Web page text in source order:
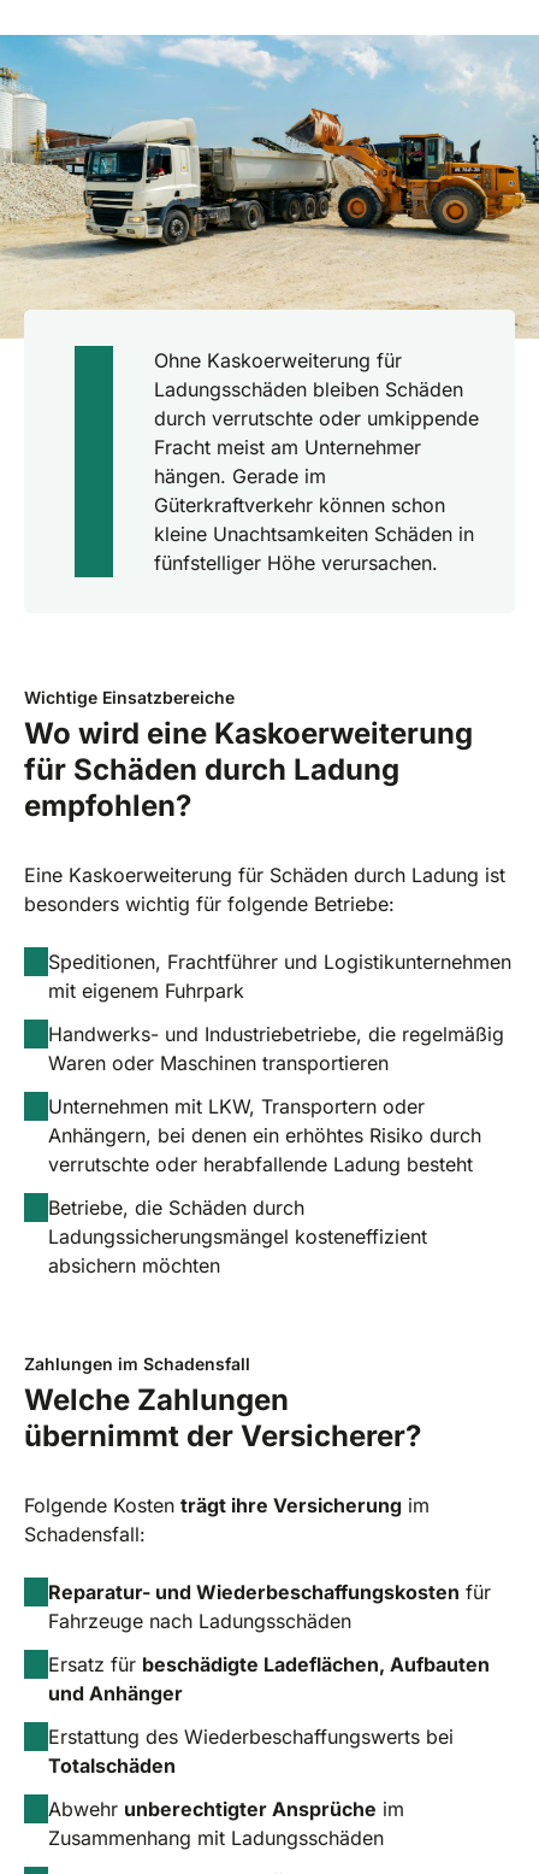
Ohne Kaskoerweiterung für
Ladungsschäden bleiben Schäden
durch verrutschte oder umkippende
Fracht meist am Unternehmer
hängen. Gerade im
Güterkraftverkehr können schon
kleine Unachtsamkeiten Schäden in
fünfstelliger Höhe verursachen.
Wichtige Einsatzbereiche
Wo wird eine Kaskoerweiterung
für Schäden durch Ladung
empfohlen?
Eine Kaskoerweiterung für Schäden durch Ladung ist
besonders wichtig für folgende Betriebe:
Speditionen, Frachtführer und Logistikunternehmen
mit eigenem Fuhrpark
Handwerks- und Industriebetriebe, die regelmäßig
Waren oder Maschinen transportieren
Unternehmen mit LKW, Transportern oder
Anhängern, bei denen ein erhöhtes Risiko durch
verrutschte oder herabfallende Ladung besteht
Betriebe, die Schäden durch
Ladungssicherungsmängel kosteneffizient
absichern möchten
Zahlungen im Schadensfall
Welche Zahlungen
übernimmt der Versicherer?
Folgende Kosten trägt ihre Versicherung im
Schadensfall:
Reparatur- und Wiederbeschaffungskosten für
Fahrzeuge nach Ladungsschäden
Ersatz für beschädigte Ladeflächen, Aufbauten
und Anhänger
Erstattung des Wiederbeschaffungswerts bei
Totalschäden
Abwehr unberechtigter Ansprüche im
Zusammenhang mit Ladungsschäden